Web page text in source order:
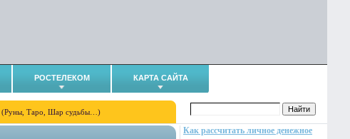
РОСТЕЛЕКОМ КАРТА САЙТА
(Руны, Таро, Шар судьбы…)
Как рассчитать личное денежное